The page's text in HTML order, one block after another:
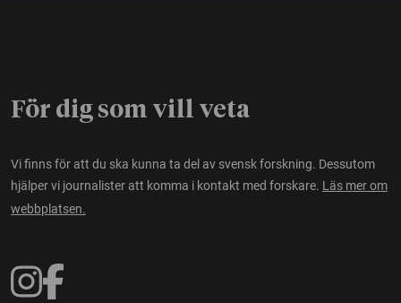
För dig som vill veta
Vi finns för att du ska kunna ta del av svensk forskning. Dessutom
hjälper vi journalister att komma i kontakt med forskare. Läs mer om
webbplatsen.